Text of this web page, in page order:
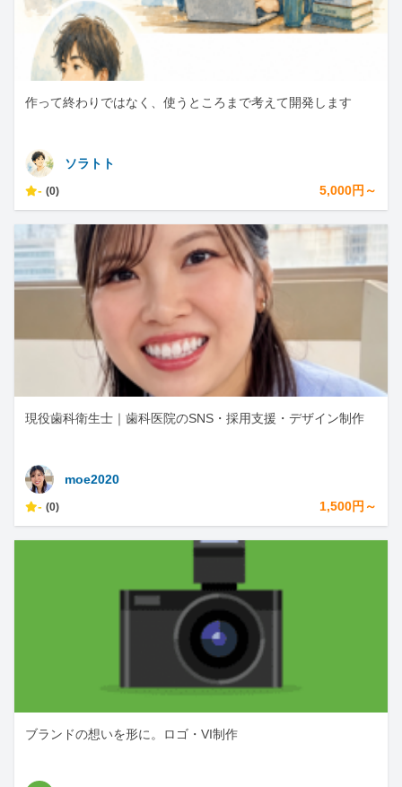
作って終わりではなく、使うところまで考えて開発します
ソラトト
- (0) 5,000円～
現役歯科衛生士｜歯科医院のSNS・採用支援・デザイン制作
moe2020
- (0) 1,500円～
ブランドの想いを形に。ロゴ・VI制作